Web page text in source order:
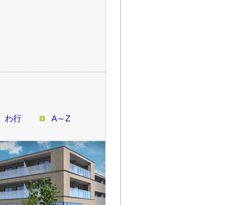
わ行 A～Z